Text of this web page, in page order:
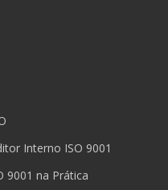
Interno ISO 9001
9001 na Prática